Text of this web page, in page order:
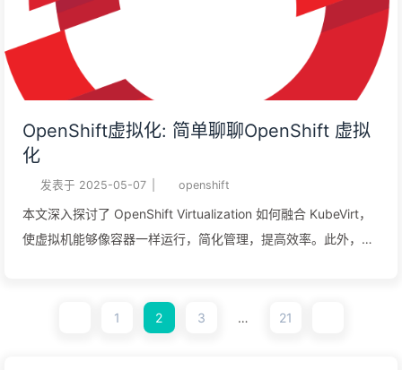
OpenShift虚拟化: 简单聊聊OpenShift 虚拟
化
发表于 2025-05-07 openshift
本文深入探讨了 OpenShift Virtualization 如何融合 KubeVirt，
使虚拟机能够像容器一样运行，简化管理，提高效率。此外，文
设施提供了强大的支持。
1 2 3 … 21